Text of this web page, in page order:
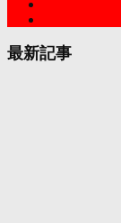
最新記事